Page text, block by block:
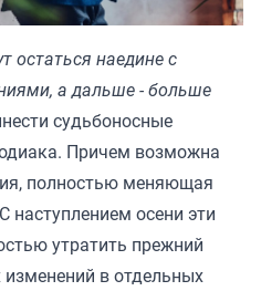
остаться наедине с
а дальше - больше
судьбоносные
Причем возможна
полностью меняющая
осени эти
утратить прежний
изменений в отдельных